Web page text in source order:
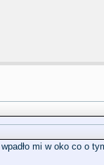
mi w oko co o